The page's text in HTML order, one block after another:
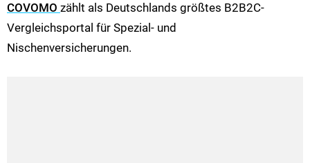
COVOMO zählt als Deutschlands größtes B2B2C-
Vergleichsportal für Spezial- und
Nischenversicherungen.